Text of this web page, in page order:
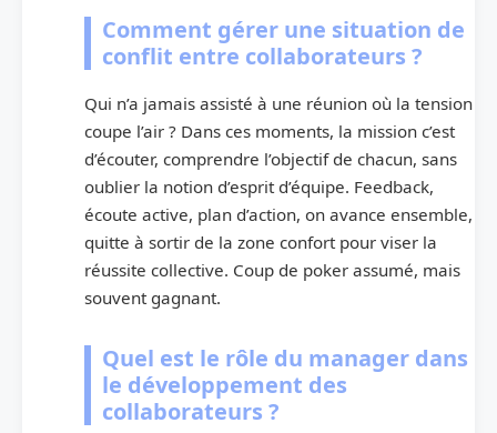
Comment gérer une situation de
conflit entre collaborateurs ?
Qui n’a jamais assisté à une réunion où la tension
coupe l’air ? Dans ces moments, la mission c’est
d’écouter, comprendre l’objectif de chacun, sans
oublier la notion d’esprit d’équipe. Feedback,
écoute active, plan d’action, on avance ensemble,
quitte à sortir de la zone confort pour viser la
réussite collective. Coup de poker assumé, mais
souvent gagnant.
Quel est le rôle du manager dans
le développement des
collaborateurs ?